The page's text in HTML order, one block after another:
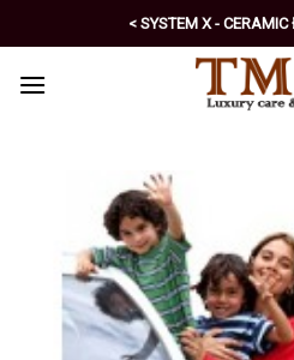
to
content
< SYSTEM X -
< PRO - TỰ CHĂM